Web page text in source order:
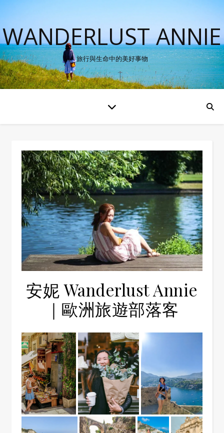
WANDERLUST ANNIE
旅行與生命中的美好事物
安妮 Wanderlust Annie
｜歐洲旅遊部落客